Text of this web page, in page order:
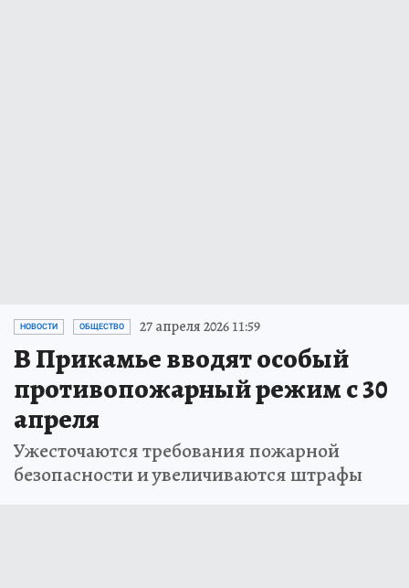
НОВОСТИ ОБЩЕСТВО 27 апреля 2026 11:59
В Прикамье вводят особый
противопожарный режим с 30
апреля
Ужесточаются требования пожарной
безопасности и увеличиваются штрафы